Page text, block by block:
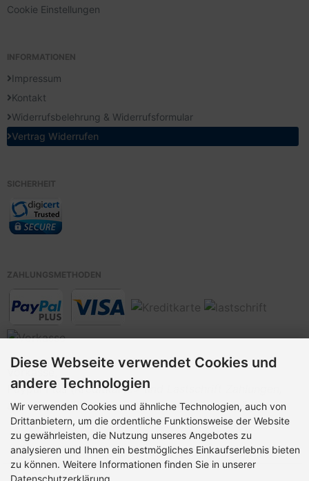
Cookie Einstellungen
INFORMATIONEN
Impressum
Kontakt
Widerrufsbelehrung & Widerrufsformular
Vertrag Widerrufen
SICHERHEIT
ZAHLUNGSMETHODEN
Vorkasse,
Paypal Plus (Kreditkarte> und Lastschrift Zahlungen,
über PayPal Plus, auch ohne PayPal-Konto möglich!)
Diese Webseite verwendet Cookies und
andere Technologien
Wir verwenden Cookies und ähnliche Technologien, auch von
Drittanbietern, um die ordentliche Funktionsweise der Website
zu gewährleisten, die Nutzung unseres Angebotes zu
analysieren und Ihnen ein bestmögliches Einkaufserlebnis bieten
zu können. Weitere Informationen finden Sie in unserer
Datenschutzerklärung.